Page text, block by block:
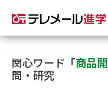
資料
関心ワード「商品
問・研究